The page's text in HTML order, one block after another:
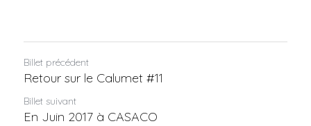
Billet précédent
Retour sur le Calumet #11
Billet suivant
En Juin 2017 à CASACO